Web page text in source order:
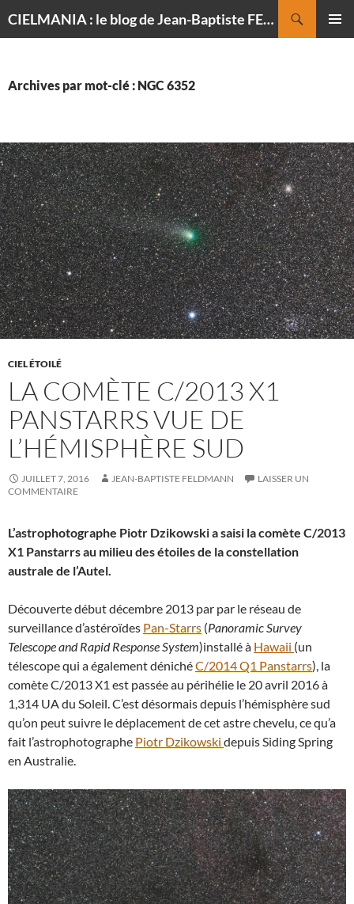
CIELMANIA : le blog de Jean-Baptiste FELDMANN, photographe du ciel
Archives par mot-clé : NGC 6352
CIEL ÉTOILÉ
LA COMÈTE C/2013 X1
PANSTARRS VUE DE
L’HÉMISPHÈRE SUD
JUILLET 7, 2016 JEAN-BAPTISTE FELDMANN
LAISSER UN
COMMENTAIRE
L’astrophotographe Piotr Dzikowski a saisi la comète C/2013
X1 Panstarrs au milieu des étoiles de la constellation
australe de l’Autel.
Découverte début décembre 2013 par par le réseau de
surveillance d’astéroïdes Pan-Starrs (Panoramic Survey
Telescope and Rapid Response System)installé à Hawaii (un
télescope qui a également dénichéC/2014 Q1 Panstarrs), la
comète C/2013 X1 est passée au périhélie le 20 avril 2016 à
1,314 UA du Soleil. C’est désormais depuis l’hémisphère sud
qu’on peut suivre le déplacement de cet astre chevelu, ce qu’a
fait l’astrophotographe Piotr Dzikowski depuis Siding Spring
en Australie.